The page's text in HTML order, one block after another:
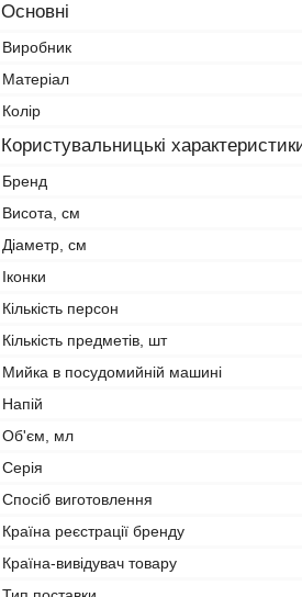
Основні
Виробник
Матеріал
Колір
Користувальницькі
Бренд
Висота, см
Діаметр, см
Іконки
Кількість персон
Кількість предметів, шт
Мийка в посудомийній машині
Напій
Об'єм, мл
Серія
Спосіб виготовлення
Країна реєстрації бренду
Країна-вивідувач товару